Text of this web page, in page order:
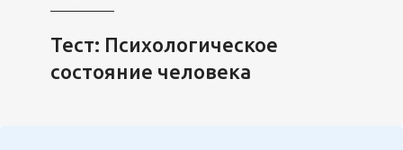
Тест: Психологическое
состояние человека